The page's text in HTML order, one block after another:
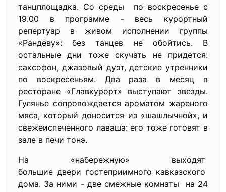
танцплощадка. Со среды по воскресенье с
19.00 в программе - весь курортный
репертуар в живом исполнении группы
«Рандеву»: без танцев не обойтись. В
остальные дни тоже скучать не придется:
саксофон, джазовый дуэт, детские утренники
по воскресеньям. Два раза в месяц в
ресторане «Главкурорт» выступают звезды.
Гулянье сопровождается ароматом жареного
мяса, который доносится из «шашлычной», и
свежеиспеченного лаваша: его тоже готовят в
зале в печи тонэ.
На «набережную» выходят
большие двери гостеприимного кавказского
дома. За ними - две смежные комнаты на 24